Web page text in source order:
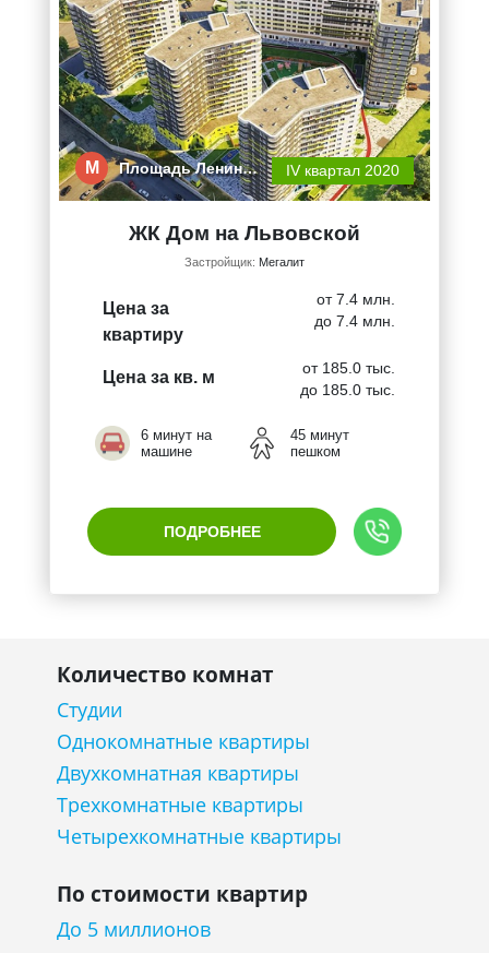
М Площадь Ленин… IV квартал 2020
ЖК Дом на Львовской
Застройщик: Мегалит
Цена за
квартиру
от 7.4 млн.
до 7.4 млн.
Цена за кв. м
от 185.0 тыс.
до 185.0 тыс.
6 минут на
машине
45 минут
пешком
ПОДРОБНЕЕ
Количество комнат
Студии
Однокомнатные квартиры
Двухкомнатная квартиры
Трехкомнатные квартиры
Четырехкомнатные квартиры
По стоимости квартир
До 5 миллионов